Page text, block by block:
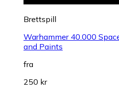
Brettspill
Warhammer 40.000
and Paints
fra
250 kr